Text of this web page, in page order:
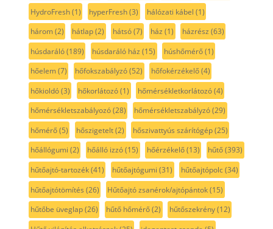
HydroFresh(1) hyperFresh(3) hálózati kábel (1)
három(2) hátlap(2) hátsó(7) ház (1) házrész (63)
húsdaráló(189) húsdaráló ház (15) húshőmérő(1)
hőelem(7) hőfokszabályzó(52) hőfokérzékelő(4)
hőkioldó(3) hőkorlátozó(1) hőmérsékletkorlátozó(4)
hőmérsékletszabályozó(28) hőmérsékletszabályzó(29)
hőmérő(5) hőszigetelt(2) hőszivattyús szárítógép(25)
hőállógumi (2) hőálló izzó(15) hőérzékelő(13) hűtő(393)
hűtőajtó-tartozék(41) hűtőajtógumi (31) hűtőajtópolc(34)
hűtőajtótömítés (26) Hűtőajtó zsanérok/ajtópántok(15)
hűtőbe üveglap(26) hűtő hőmérő(2) hűtőszekrény(12)